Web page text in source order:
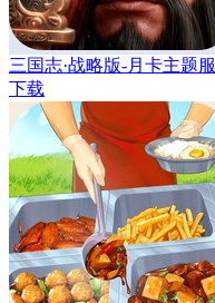
三国志·战略版-月卡主题服
下载